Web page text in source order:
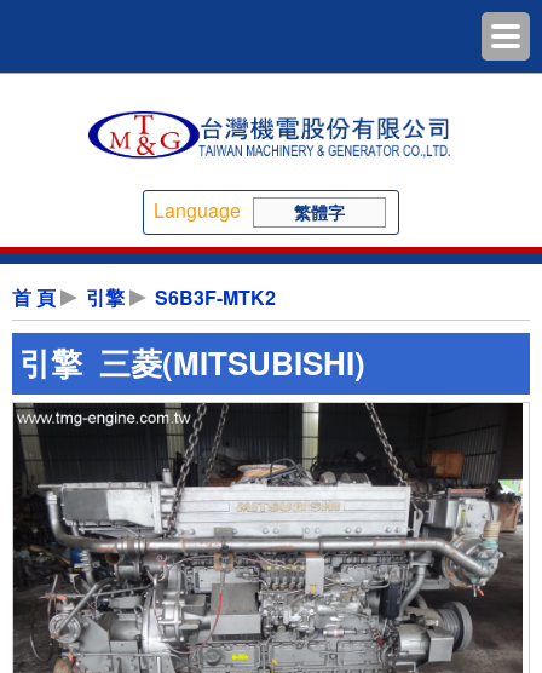
Language 繁體字
首 頁 引擎 S6B3F-MTK2
引擎 三菱(MITSUBISHI)